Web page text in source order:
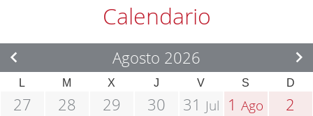
Calendario
Agosto 2026
L M X J V S D
27 28 29 30 31 Jul 1Ago 2